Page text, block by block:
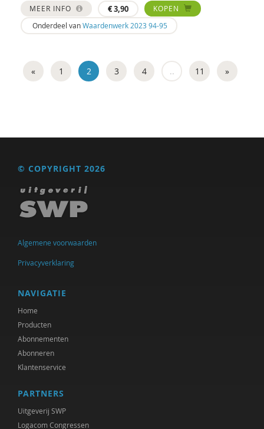
MEER INFO €3,90
KOPEN
Onderdeel vanWaardenwerk 2023 94-95
« 1 2 3 4 .. 11 »
© COPYRIGHT 2026
Algemene voorwaarden
Privacyverklaring
NAVIGATIE
Home
Producten
Abonnementen
Abonneren
Klantenservice
PARTNERS
Uitgeverij SWP
Logacom Congressen